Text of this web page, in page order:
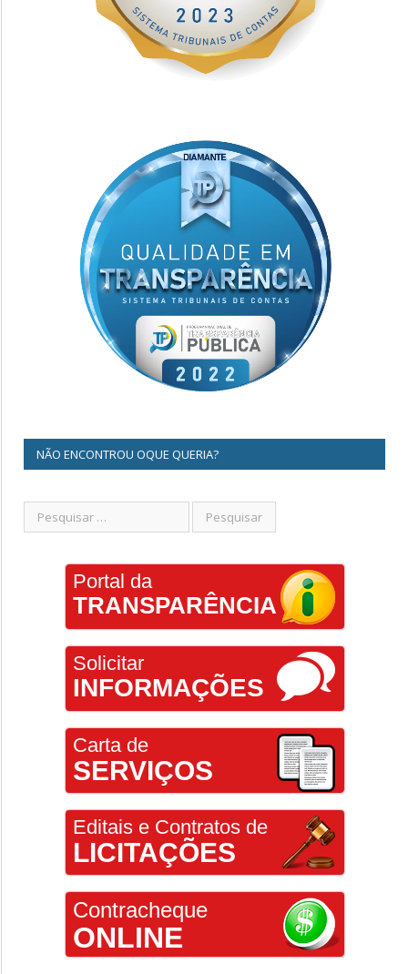
NÃO ENCONTROU OQUE QUERIA?
Portal da
TRANSPARÊNCIA
Solicitar
INFORMAÇÕES
Carta de
SERVIÇOS
Editais e Contratos de
LICITAÇÕES
Contracheque
ONLINE